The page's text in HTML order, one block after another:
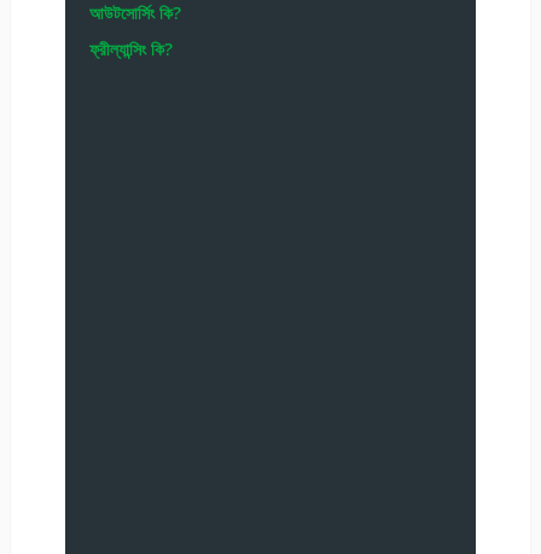
আউটসোর্সিং কি?
ফ্রীল্যান্সিং কি?